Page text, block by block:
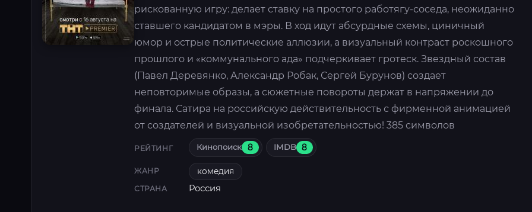
рискованную игру: делает ставку на простого работягу-соседа, неожиданно
ставшего кандидатом в мэры. В ход идут абсурдные схемы, циничный
юмор и острые политические аллюзии, а визуальный контраст роскошного
прошлого и «коммунального ада» подчеркивает гротеск. Звездный состав
(Павел Деревянко, Александр Робак, Сергей Бурунов) создает
неповторимые образы, а сюжетные повороты держат в напряжении до
финала. Сатира на российскую действительность с фирменной анимацией
от создателей и визуальной изобретательностью! 385 символов
РЕЙТИНГ Кинопоиск 8 IMDB 8
ЖАНР комедия
СТРАНА Россия